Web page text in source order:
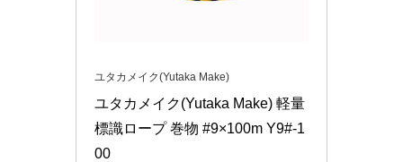
ユタカメイク(Yutaka Make)
ユタカメイク(Yutaka Make) 軽量
標識ロープ 巻物 #9×100m Y9#-1
00